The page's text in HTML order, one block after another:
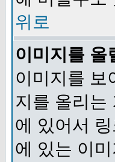
위로
이미지를 올
이미지를 보
지를 올리는
에 있어서
에 있는 이